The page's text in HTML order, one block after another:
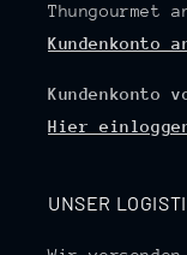
Thungourmet
Kundenkonto
Kundenkonto
Hier
UNSER